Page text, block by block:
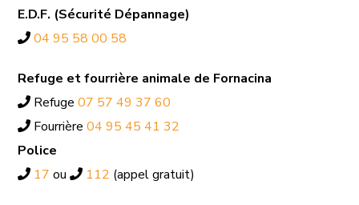
E.D.F. (Sécurité Dépannage)
04 95 58 00 58
Refuge et fourrière animale de Fornacina
Refuge07 57 49 37 60
Fourrière04 95 45 41 32
Police
17 ou 112 (appel gratuit)